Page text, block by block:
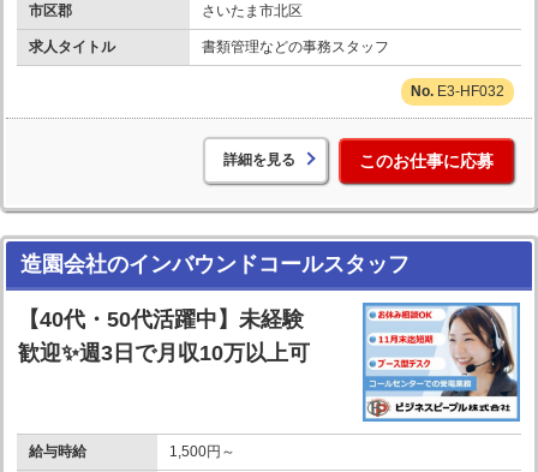
市区郡 さいたま市北区
求人タイトル 書類管理などの事務スタッフ
E3-HF032
詳細を見る このお仕事に応募
造園会社のインバウンドコールスタッフ
【40代・50代活躍中】未経験
歓迎✨週3日で月収10万以上可
給与時給 1,500円～